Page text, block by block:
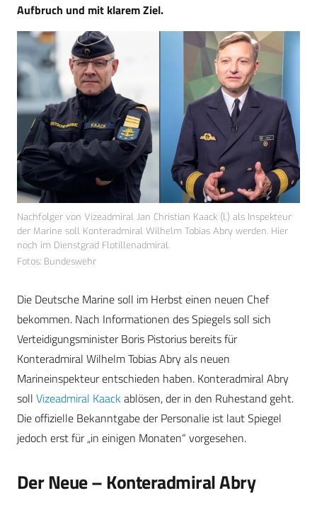
Aufbruch und mit klarem Ziel.
Nachfolger von Vizeadmiral Jan Christian Kaack (l.) als Inspekteur
der Marine soll Konteradmiral Wilhelm Tobias Abry werden. Hier
noch im Dienstgrad Flotillenadmiral.
Fotos: Bundeswehr
Die Deutsche Marine soll im Herbst einen neuen Chef
bekommen. Nach Informationen des Spiegels soll sich
Verteidigungsminister Boris Pistorius bereits für
Konteradmiral Wilhelm Tobias Abry als neuen
Marineinspekteur entschieden haben. Konteradmiral Abry
soll Vizeadmiral Kaack ablösen, der in den Ruhestand geht.
Die offizielle Bekanntgabe der Personalie ist laut Spiegel
jedoch erst für „in einigen Monaten“ vorgesehen.
Der Neue – Konteradmiral Abry